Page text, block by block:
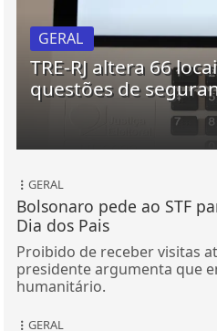
GERAL
TRE-RJ altera 66
questões de
GERAL
Bolsonaro pede ao STF
Dia dos Pais
Proibido de receber visitas
presidente argumenta que
humanitário.
GERAL